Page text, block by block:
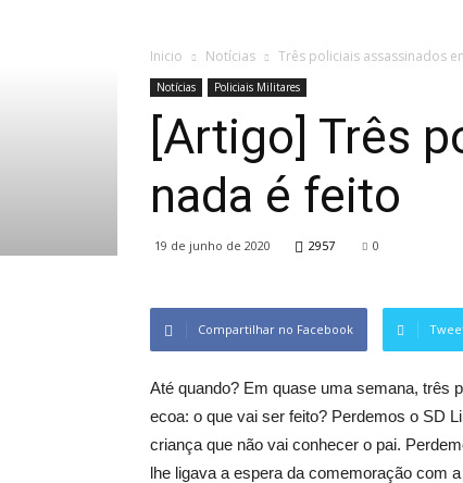
Inicio Notícias Três policiais assassinados
Notícias Policiais Militares
[Artigo] Três
nada é feito
19 de junho de 2020 2957 0
Compartilhar no Facebook
Até quando? Em quase uma semana, três
ecoa: o que vai ser feito? Perdemos o SD
criança que não vai conhecer o pai.
lhe ligava a espera da comemoração com